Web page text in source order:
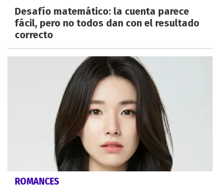
Desafío matemático: la cuenta parece
fácil, pero no todos dan con el resultado
correcto
ROMANCES